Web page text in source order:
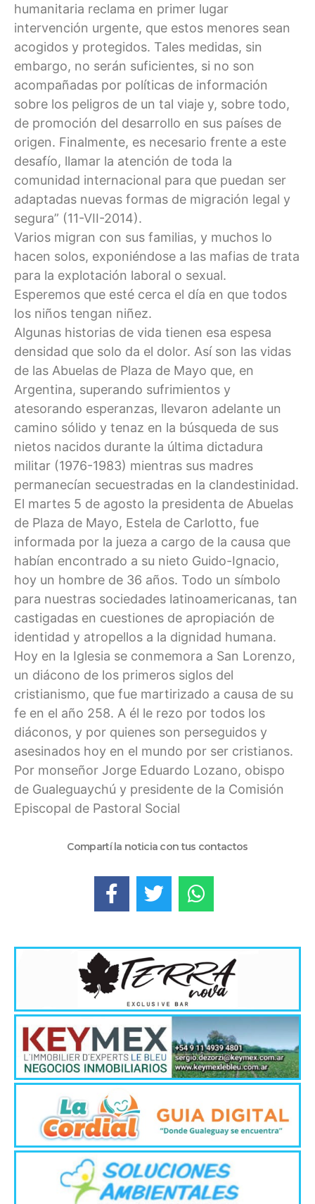
humanitaria reclama en primer lugar
intervención urgente, que estos menores sean
acogidos y protegidos. Tales medidas, sin
embargo, no serán suficientes, si no son
acompañadas por políticas de información
sobre los peligros de un tal viaje y, sobre todo,
de promoción del desarrollo en sus países de
origen. Finalmente, es necesario frente a este
desafío, llamar la atención de toda la
comunidad internacional para que puedan ser
adaptadas nuevas formas de migración legal y
segura” (11-VII-2014).
Varios migran con sus familias, y muchos lo
hacen solos, exponiéndose a las mafias de trata
para la explotación laboral o sexual.
Esperemos que esté cerca el día en que todos
los niños tengan niñez.
Algunas historias de vida tienen esa espesa
densidad que solo da el dolor. Así son las vidas
de las Abuelas de Plaza de Mayo que, en
Argentina, superando sufrimientos y
atesorando esperanzas, llevaron adelante un
camino sólido y tenaz en la búsqueda de sus
nietos nacidos durante la última dictadura
militar (1976-1983) mientras sus madres
permanecían secuestradas en la clandestinidad.
El martes 5 de agosto la presidenta de Abuelas
de Plaza de Mayo, Estela de Carlotto, fue
informada por la jueza a cargo de la causa que
habían encontrado a su nieto Guido-Ignacio,
hoy un hombre de 36 años. Todo un símbolo
para nuestras sociedades latinoamericanas, tan
castigadas en cuestiones de apropiación de
identidad y atropellos a la dignidad humana.
Hoy en la Iglesia se conmemora a San Lorenzo,
un diácono de los primeros siglos del
cristianismo, que fue martirizado a causa de su
fe en el año 258. A él le rezo por todos los
diáconos, y por quienes son perseguidos y
asesinados hoy en el mundo por ser cristianos.
Por monseñor Jorge Eduardo Lozano, obispo
de Gualeguaychú y presidente de la Comisión
Episcopal de Pastoral Social
Compartí la noticia con tus contactos